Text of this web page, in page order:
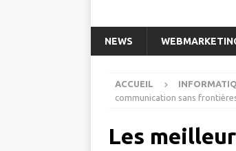
NEWS
ACCUEIL
communication sans
Les